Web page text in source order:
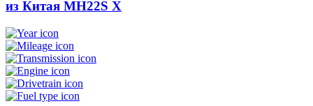
из Китая MH22S X